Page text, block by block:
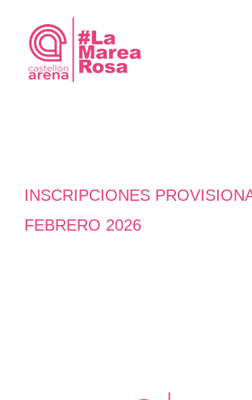
contenido
INSCRIPCIONES
FEBRERO 2026